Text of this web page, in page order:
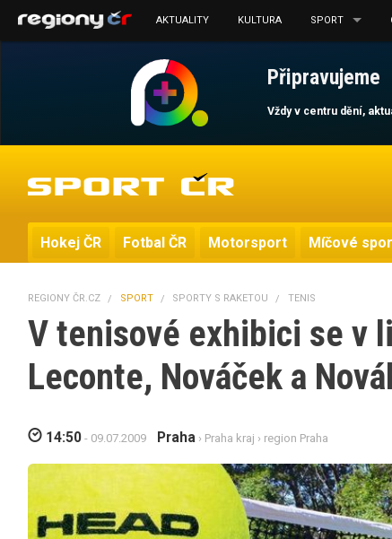
Připravujeme
Vždy v centru dění,
AKTUALITY KULTURA SPORT
Hokej ČR Fotbal ČR Motorsport Míčové
REGIONY ČR.CZ SPORT SPORTY S RAKETOU TENIS
V tenisové exhibici se v
Leconte, Nováček a
14:50 - 09.07.2009 Praha › Praha kraj › region Praha